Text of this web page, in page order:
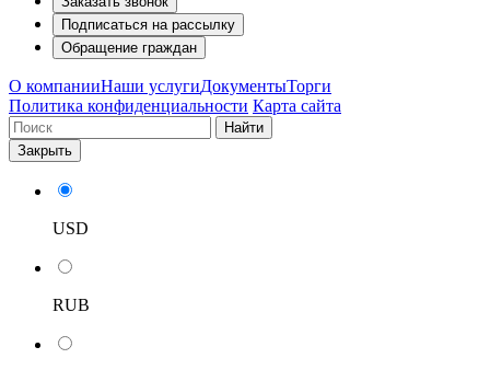
Подписаться на рассылку
Обращение граждан
О компанииНаши услугиДокументыТорги
Политика конфиденциальности Карта сайта
Найти
Закрыть
USD
RUB